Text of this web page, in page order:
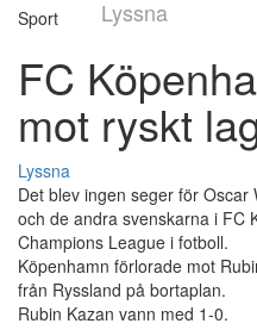
Lyssna
Sport
FC
mot ryskt
Lyssna
Det blev ingen seger för Oscar
och de andra svenskarna i FC
Champions League i fotboll.
Köpenhamn förlorade mot
från Ryssland på bortaplan.
Rubin Kazan vann med 1-0.